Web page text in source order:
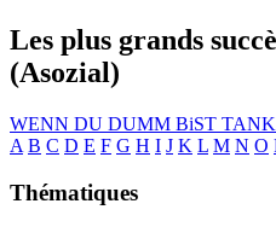
Les plus grands
(Asozial)
WENN DU DUMM BiST
A B C D E F G H I J K L M N O
Thématiques